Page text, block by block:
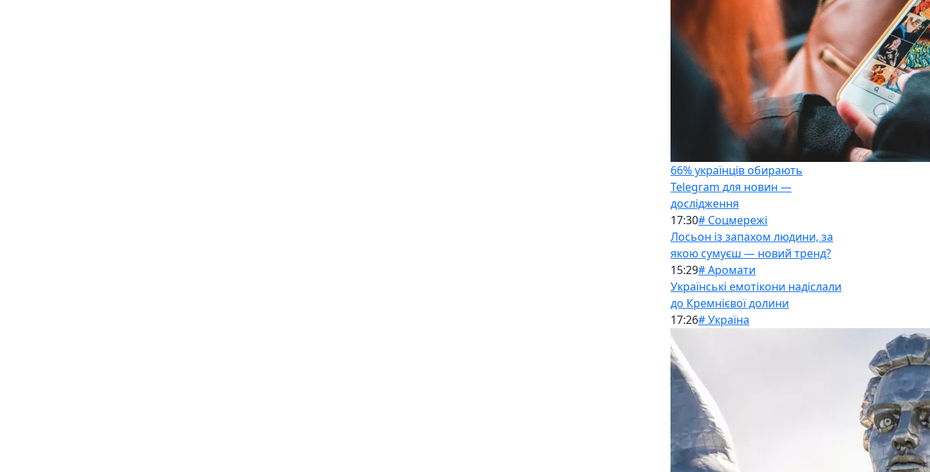
66% українців обирають
Telegram для новин —
дослідження
17:30# Соцмережі
Лосьон із запахом людини, за
якою сумуєш — новий тренд?
15:29# Аромати
Українські емотікони надіслали
до Кремнієвої долини
17:26# Україна